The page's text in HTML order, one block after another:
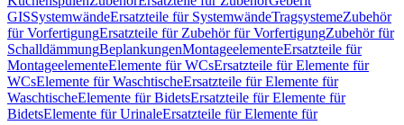
GISSystemwändeErsatzteile für SystemwändeTragsystemeZubehör
für VorfertigungErsatzteile für Zubehör für VorfertigungZubehör für
SchalldämmungBeplankungenMontageelementeErsatzteile für
MontageelementeElemente für WCsErsatzteile für Elemente für
WCsElemente für WaschtischeErsatzteile für Elemente für
WaschtischeElemente für BidetsErsatzteile für Elemente für
BidetsElemente für UrinaleErsatzteile für Elemente für